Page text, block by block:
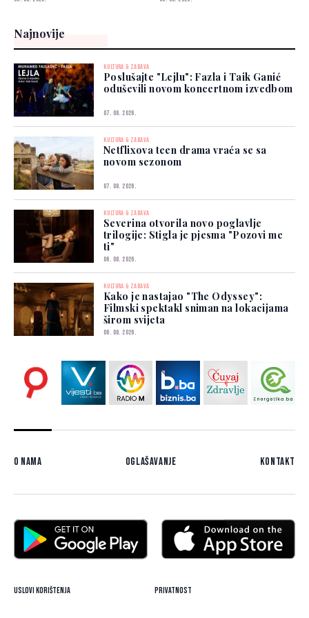
Najnovije
KULTURA & ZABAVA
Poslušajte "Lejlu": Fazla i Taik Ganić
oduševili novom koncertnom izvedbom
07. 08. 2026.
KULTURA & ZABAVA
Netflixova teen drama vraća se sa
novom sezonom
07. 08. 2026.
KULTURA & ZABAVA
Severina otvorila novo poglavlje
trilogije: Stigla je pjesma "Pozovi me
ti"
06. 08. 2026.
KULTURA & ZABAVA
Kako je nastajao "The Odyssey":
Filmski spektakl sniman na lokacijama
širom svijeta
06. 08. 2026.
O nama Oglašavanje Kontakt
Uslovi korištenja Privatnost